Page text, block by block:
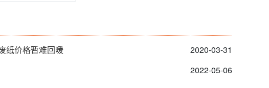
纸价格暂难回暖
2020-03-31
2022-05-06